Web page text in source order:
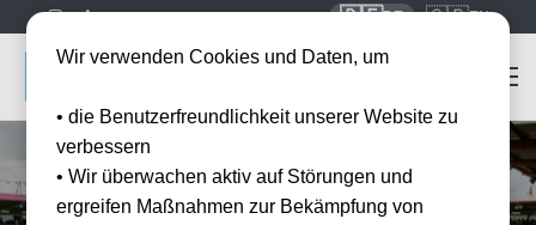
🇩🇪DE 🇬🇧EN
Wir verwenden Cookies und Daten, um
• die Benutzerfreundlichkeit unserer Website zu
verbessern
• Wir überwachen aktiv auf Störungen und
ergreifen Maßnahmen zur Bekämpfung von